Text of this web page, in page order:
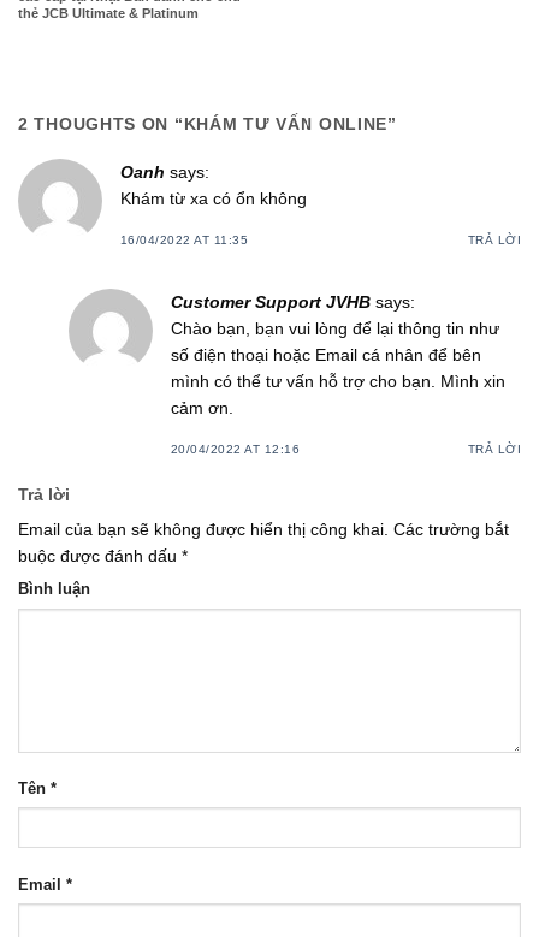
thẻ JCB Ultimate & Platinum
2 THOUGHTS ON “KHÁM TƯ VẤN ONLINE”
Oanh says:
Khám từ xa có ổn không
16/04/2022 AT 11:35 TRẢ LỜI
Customer Support JVHB says:
Chào bạn, bạn vui lòng để lại thông tin như
số điện thoại hoặc Email cá nhân để bên
mình có thể tư vấn hỗ trợ cho bạn. Mình xin
cảm ơn.
20/04/2022 AT 12:16 TRẢ LỜI
Trả lời
Email của bạn sẽ không được hiển thị công khai. Các trường bắt
buộc được đánh dấu *
Bình luận
Tên *
Email *